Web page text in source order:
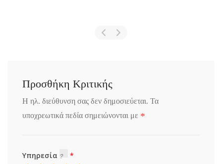
Προσθήκη Κριτικής
Η ηλ. διεύθυνση σας δεν δημοσιεύεται. Τα
υποχρεωτικά πεδία σημειώνονται με *
Υπηρεσία